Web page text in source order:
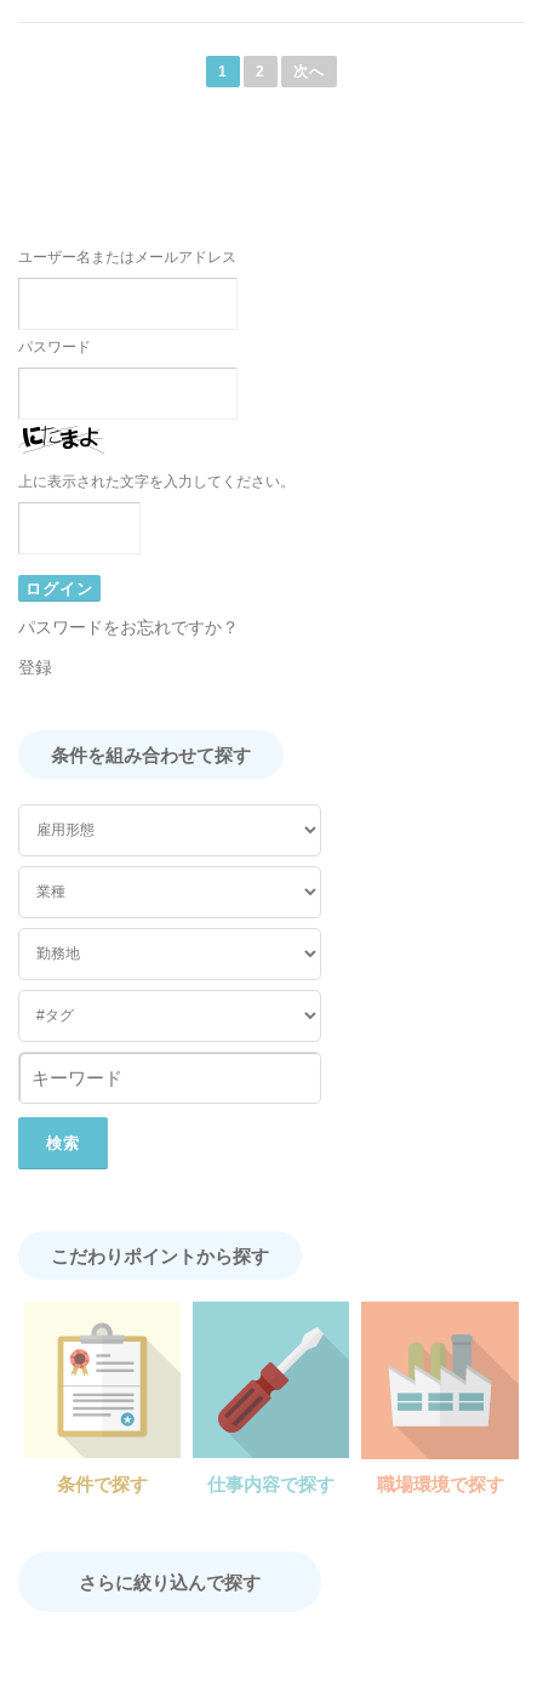
り
1 2 次へ
ユーザー名またはメールアドレス
パスワード
上に表示された文字を入力してください。
パスワードをお忘れですか？
登録
条件を組み合わせて探す
こだわりポイントから探す
条件で探す 仕事内容で探す 職場環境で探す
さらに絞り込んで探す